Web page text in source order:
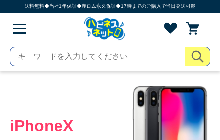
送料無料◆当社1年保証◆赤ロム永久保証◆17時までのご購入で当日発送可能
iPhoneX